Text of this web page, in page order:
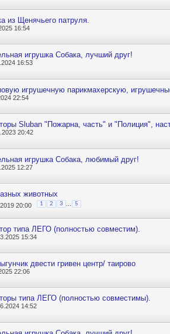
из Щенячьего патруля.
16:54
игрушка Собака, лучший друг!
16:53
игрушечную парикмахерскую,
22:54
Sluban "Пожарна, часть" и "Полиция",
20:42
игрушка Собака, любимый друг!
12:27
животных
20:00 1 2 3 5
типа ЛЕГО (полностью совместим).
15:34
двести гривен центр/ таирово
22:06
типа ЛЕГО (полностью совместимы).
14:52